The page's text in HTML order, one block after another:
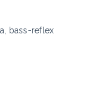
bass-reflex